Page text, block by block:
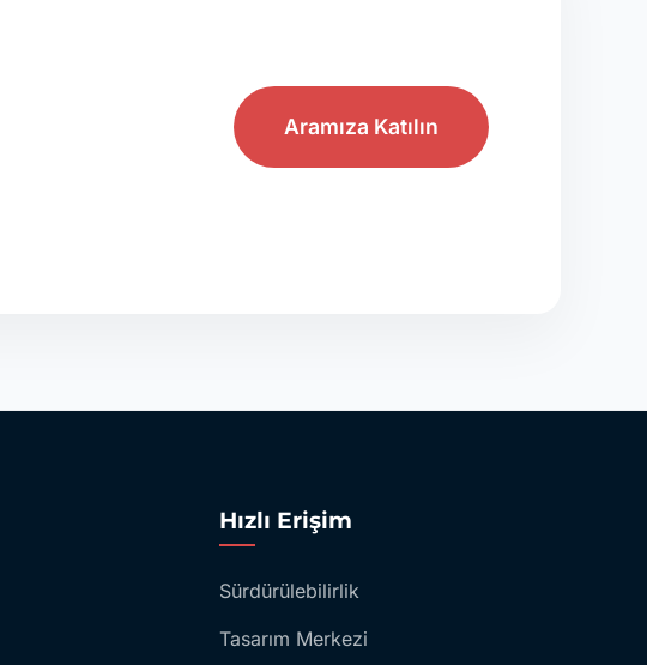
Aramıza Katılın
Hızlı Erişim
Sürdürülebilirlik
Tasarım Merkezi